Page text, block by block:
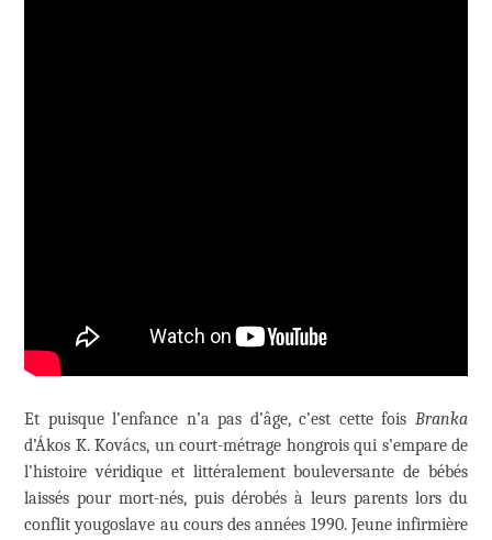
Et puisque l’enfance n’a pas d’âge, c’est cette fois Branka
d’Ákos K. Kovács, un court-métrage hongrois qui s’empare de
l’histoire véridique et littéralement bouleversante de bébés
laissés pour mort-nés, puis dérobés à leurs parents lors du
conflit yougoslave au cours des années 1990. Jeune infirmière